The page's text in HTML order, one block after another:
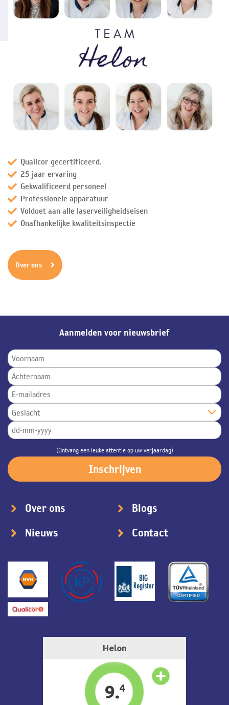
Qualicor gecertificeerd.
25 jaar ervaring
Gekwalificeerd personeel
Professionele apparatuur
Voldoet aan alle laserveiligheidseisen
Onafhankelijke kwaliteitsinspectie
Over ons
Aanmelden voor nieuwsbrief
(Ontvang een leuke attentie op uw verjaardag)
Over ons
Blogs
Nieuws
Contact